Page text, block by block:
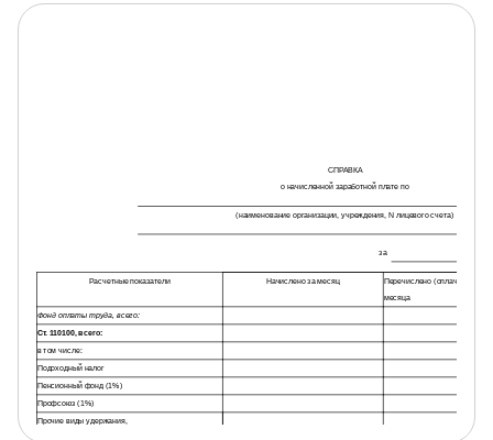
СПРАВКА
о начисленной заработной плате по
(наименование организации, учреждения, N лицевого счета)
за
Расчетные показатели Начислено за месяц
Перечислено (оплачено) в
месяца
Фонд оплаты труда, всего:
Ст. 110100, всего:
в том числе:
Подоходный налог
Пенсионный фонд (1%)
Профсоюз (1%)
Прочие виды удержания,